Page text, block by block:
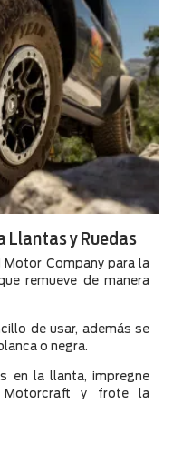
y Ruedas
Company para la
remueve de manera
de usar, además se
o negra.
en la llanta, impregne
Motorcraft y frote la